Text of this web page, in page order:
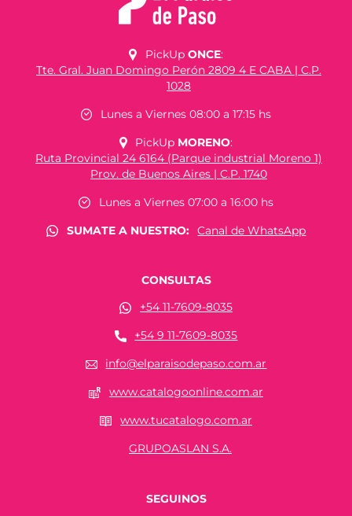
PickUp ONCE:
Tte. Gral. Juan Domingo Perón 2809 4 E CABA | C.P.
1028
Lunes a Viernes 08:00 a 17:15 hs
PickUp MORENO:
Ruta Provincial 24 6164 (Parque industrial Moreno 1)
Prov. de Buenos Aires | C.P. 1740
Lunes a Viernes 07:00 a 16:00 hs
SUMATE A NUESTRO:
Canal de WhatsApp
CONSULTAS
+54 11-7609-8035
+54 9 11-7609-8035
info@elparaisodepaso.com.ar
www.catalogoonline.com.ar
www.tucatalogo.com.ar
GRUPOASLAN S.A.
SEGUINOS